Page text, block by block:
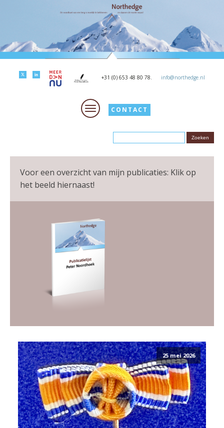
+31 (0) 653 48 80 78. info@northedge.nl
CONTACT
Voor een overzicht van mijn publicaties: Klik op
het beeld hiernaast!
25 mei 2026